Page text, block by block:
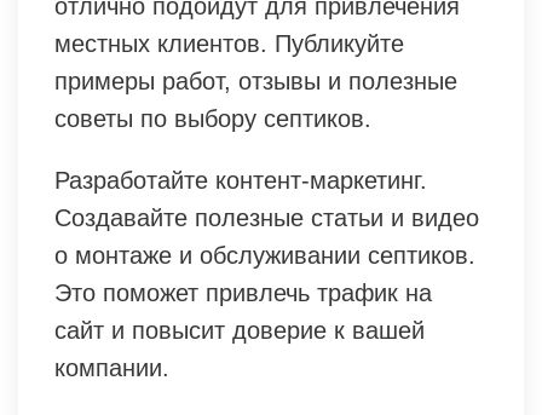
отлично подойдут для привлечения
местных клиентов. Публикуйте
примеры работ, отзывы и полезные
советы по выбору септиков.
Разработайте контент-маркетинг.
Создавайте полезные статьи и видео
о монтаже и обслуживании септиков.
Это поможет привлечь трафик на
сайт и повысит доверие к вашей
компании.